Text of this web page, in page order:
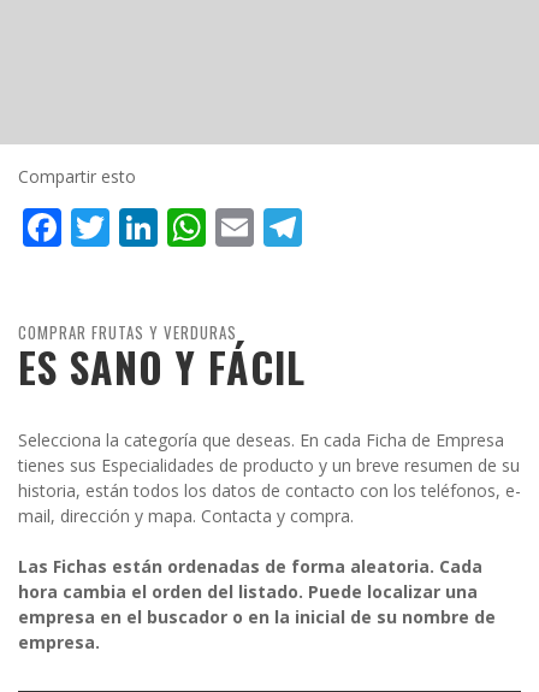
Compartir esto
Facebook
Twitter
LinkedIn
WhatsApp
Email
COMPRAR FRUTAS Y VERDURAS
ES SANO Y FÁCIL
Selecciona la categoría que deseas. En cada Ficha de Empresa
tienes sus Especialidades de producto y un breve resumen de su
historia, están todos los datos de contacto con los teléfonos, e-
mail, dirección y mapa. Contacta y compra.
Las Fichas están ordenadas de forma aleatoria. Cada
hora cambia el orden del listado. Puede localizar una
empresa en el buscador o en la inicial de su nombre de
empresa.